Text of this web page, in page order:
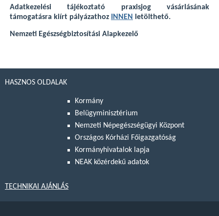
Adatkezelési tájékoztató praxisjog vásárlásának
támogatásra kiírt pályázathoz
INNEN letölthető.
Nemzeti Egészségbiztosítási Alapkezelő
HASZNOS OLDALAK
Kormány
Belügyminisztérium
Nemzeti Népegészségügyi Központ
Országos Kórházi Főigazgatóság
Kormányhivatalok lapja
NEAK közérdekű adatok
TECHNIKAI AJÁNLÁS